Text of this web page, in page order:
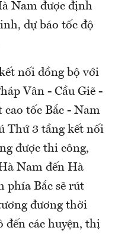
Nam được định
dự báo tốc độ
nối đồng bộ với
Vân - Cầu Giẽ -
tốc Bắc - Nam
Thứ 3 tầng kết nối
được thi công,
Nam đến Hà
phía Bắc sẽ rút
đương thời
các huyện, thị